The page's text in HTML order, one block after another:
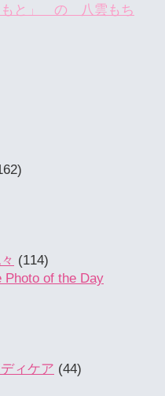
と」 の 八雲もち
(114)
of the Day
ィケア (44)